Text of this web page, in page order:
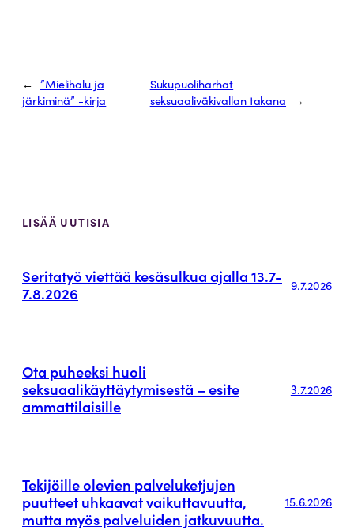
← ”Mielihalu ja
järkiminä” -kirja
Sukupuoliharhat
seksuaaliväkivallan takana →
LISÄÄ UUTISIA
Seritatyö viettää kesäsulkua ajalla 13.7-
7.8.2026
9.7.2026
Ota puheeksi huoli
seksuaalikäyttäytymisestä – esite
ammattilaisille
3.7.2026
Tekijöille olevien palveluketjujen
puutteet uhkaavat vaikuttavuutta,
mutta myös palveluiden jatkuvuutta.
15.6.2026